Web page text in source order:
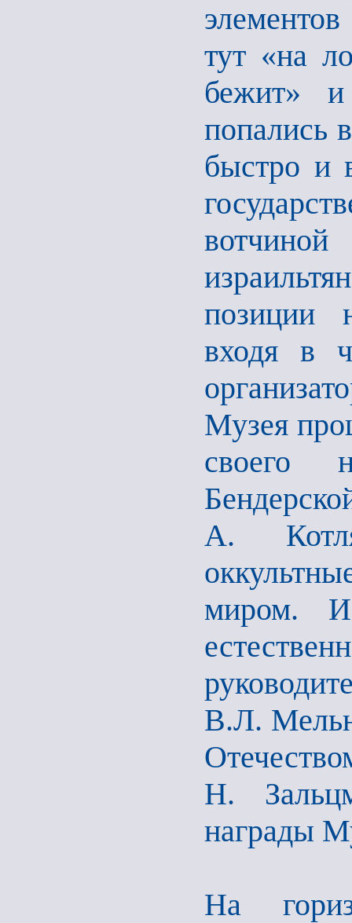
тут «на
бежит»
попались
быстро и
позиции
входя в
Музея
своего
А.
миром.
В.Л.
Н.
награды
На